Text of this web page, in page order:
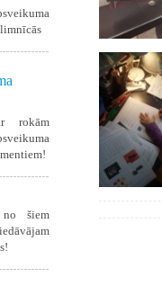
rokām
no šiem